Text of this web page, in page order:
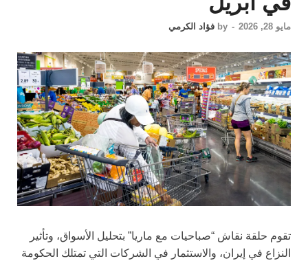
مايو 28, 2026 -
by فؤاد الكرمي
تقوم حلقة نقاش “صباحيات مع ماريا” بتحليل الأسواق، وتأثير
النزاع في إيران، والاستثمار في الشركات التي تمتلك الحكومة